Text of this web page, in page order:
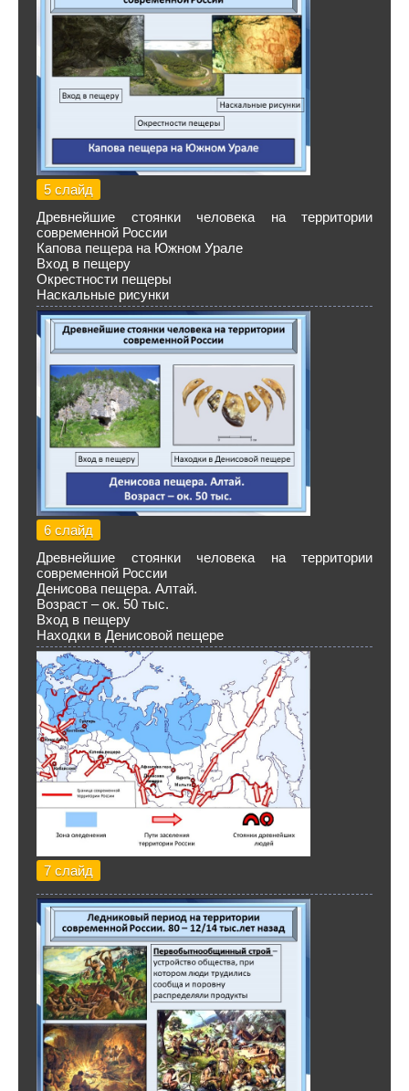
5 слайд
Древнейшие стоянки человека на территории
современной России
Капова пещера на Южном Урале
Вход в пещеру
Окрестности пещеры
Наскальные рисунки
6 слайд
Древнейшие стоянки человека на территории
современной России
Денисова пещера. Алтай.
Возраст – ок. 50 тыс.
Вход в пещеру
Находки в Денисовой пещере
7 слайд